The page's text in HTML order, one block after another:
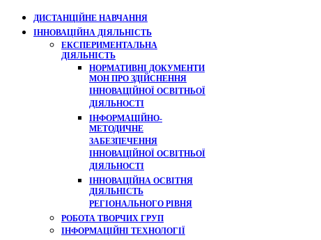
ДИСТАНЦІЙНЕ НАВЧАННЯ
ІННОВАЦІЙНА ДІЯЛЬНІСТЬ
ЕКСПЕРИМЕНТАЛЬНА
ДІЯЛЬНІСТЬ
НОРМАТИВНІ ДОКУМЕНТИ
МОН ПРО ЗДІЙСНЕННЯ
ІННОВАЦІЙНОЇ ОСВІТНЬОЇ
ДІЯЛЬНОСТІ
ІНФОРМАЦІЙНО-
МЕТОДИЧНЕ
ЗАБЕЗПЕЧЕННЯ
ІННОВАЦІЙНОЇ ОСВІТНЬОЇ
ДІЯЛЬНОСТІ
ІННОВАЦІЙНА ОСВІТНЯ
ДІЯЛЬНІСТЬ
РЕГІОНАЛЬНОГО РІВНЯ
РОБОТА ТВОРЧИХ ГРУП
ІНФОРМАЦІЙНІ ТЕХНОЛОГІЇ